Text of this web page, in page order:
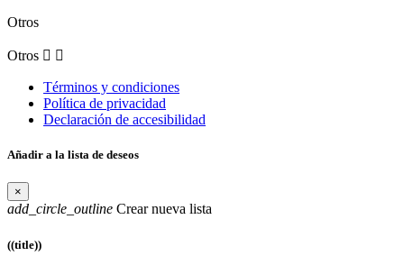
Otros
Otros  
Términos y condiciones
Política de privacidad
Declaración de accesibilidad
Añadir a la lista de deseos
×
add_circle_outline Crear nueva lista
((title))